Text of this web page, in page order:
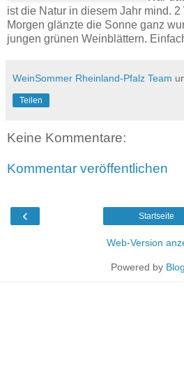
ist die Natur in diesem Jahr mind.
Morgen glänzte die Sonne ganz
jungen grünen Weinblättern.
WeinSommer Rheinland-Pfalz Team
Teilen
Keine Kommentare:
Kommentar veröffentlichen
‹ Startseite
Web-Version
Powered by